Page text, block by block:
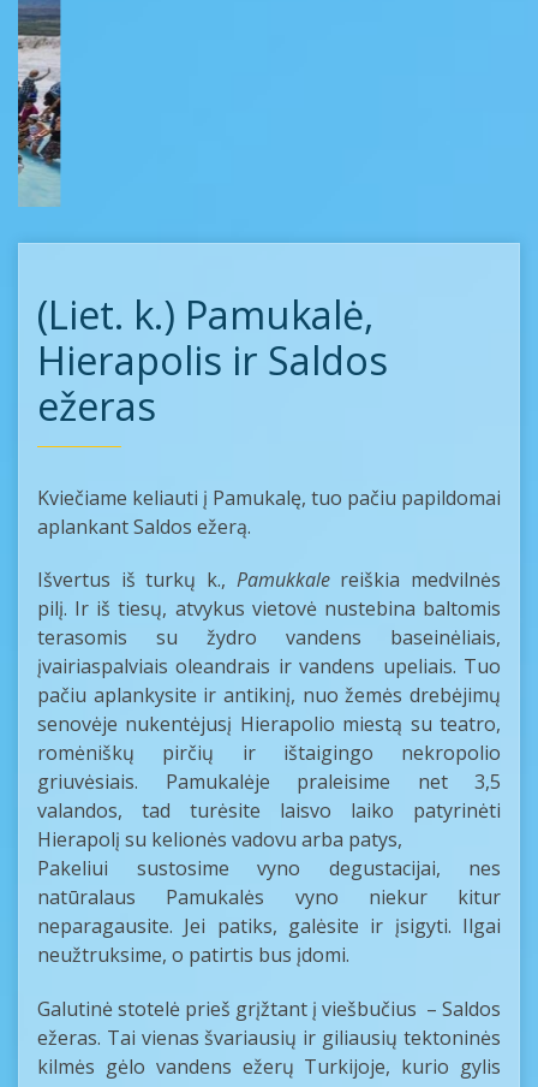
(Liet. k.) Pamukalė,
Hierapolis ir Saldos
ežeras
Kviečiame keliauti į Pamukalę, tuo pačiu papildomai
aplankant Saldos ežerą.
Išvertus iš turkų k., Pamukkalereiškia medvilnės
pilį. Ir iš tiesų, atvykus vietovė nustebina baltomis
terasomis su žydro vandens baseinėliais,
įvairiaspalviais oleandrais ir vandens upeliais. Tuo
pačiu aplankysite ir antikinį, nuo žemės drebėjimų
senovėje nukentėjusį Hierapolio miestą su teatro,
romėniškų pirčių ir ištaigingo nekropolio
griuvėsiais. Pamukalėje praleisime net 3,5
valandos, tad turėsite laisvo laiko patyrinėti
Hierapolį su kelionės vadovu arba patys,
Pakeliui sustosime vyno degustacijai, nes
natūralaus Pamukalės vyno niekur kitur
neparagausite. Jei patiks, galėsite ir įsigyti. Ilgai
neužtruksime, o patirtis bus įdomi.
Galutinė stotelė prieš grįžtant į viešbučius – Saldos
ežeras. Tai vienas švariausių ir giliausių tektoninės
kilmės gėlo vandens ežerų Turkijoje, kurio gylis